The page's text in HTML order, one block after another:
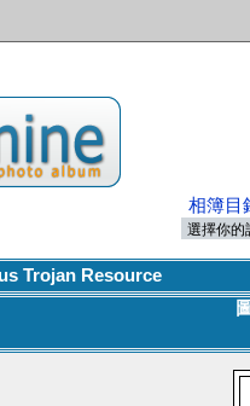
相簿目
Trojan Resource